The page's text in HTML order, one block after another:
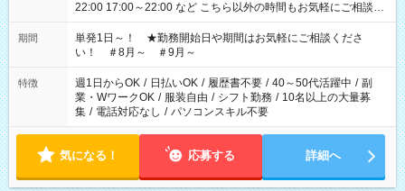
22:00 17:00～22:00 など こちら以外の時間もお気軽にご相談く
ださい！
期間
単発1日～！ ★勤務開始日や期間はお気軽にご相談くださ
い！ ＃8月～ ＃9月～
特徴 週1日からOK / 日払いOK / 履歴書不要 / 40～50代活躍中 / 副
業・WワークOK / 服装自由 / シフト勤務 / 10名以上の大量募
集 / 電話対応なし / パソコンスキル不要
気になる！ 応募する 詳細へ